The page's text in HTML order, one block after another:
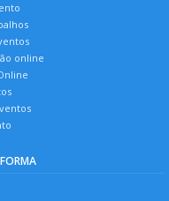
online